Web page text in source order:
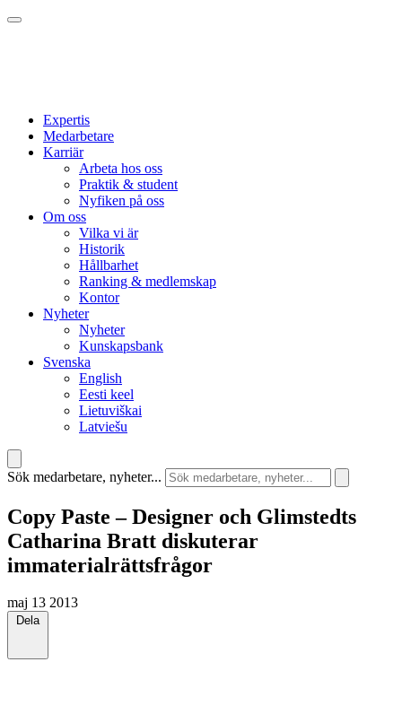
Expertis
Medarbetare
Karriär
Arbeta hos oss
Praktik & student
Nyfiken på oss
Om oss
Vilka vi är
Historik
Hållbarhet
Ranking & medlemskap
Kontor
Nyheter
Nyheter
Kunskapsbank
Svenska
English
Eesti keel
Lietuviškai
Latviešu
Sök medarbetare, nyheter...
Copy Paste – Designer och Glimstedts
Catharina Bratt diskuterar
immaterialrättsfrågor
maj 13 2013
Dela